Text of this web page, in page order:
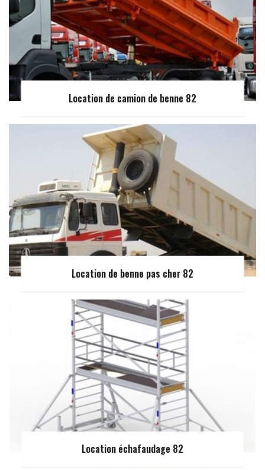
Location de camion de benne 82
Location de benne pas cher 82
Location échafaudage 82